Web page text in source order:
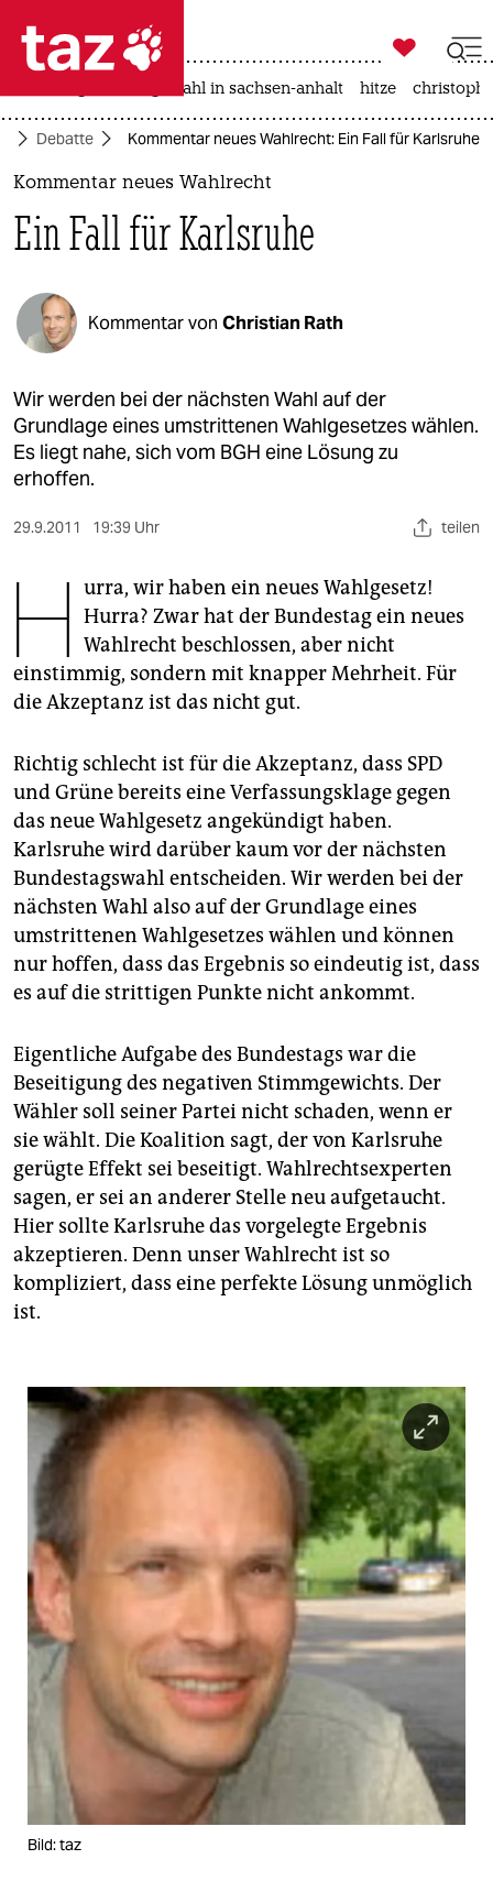
 taz zahl ich
taz zahl ich
politik
öko
gesellschaft
kultur
sport
wahrheit
verlag
shop
fragen & hilfe
unterstützen
abo
genossenschaft
epaper login

taz zahl ich
landtagswahl in sachsen-anhalt hitze
Debatte Kommentar neues Wahlrecht: Ein Fall für Karlsruhe
Kommentar neues Wahlrecht
Ein Fall für Karlsruhe
Kommentar von Christian Rath
Wir werden bei der nächsten Wahl auf der
Grundlage eines umstrittenen Wahlgesetzes wählen.
Es liegt nahe, sich vom BGH eine Lösung zu
erhoffen.
29.9.2011 19:39 Uhr teilen
H urra, wir haben ein neues Wahlgesetz!
Hurra? Zwar hat der Bundestag ein neues
Wahlrecht beschlossen, aber nicht
einstimmig, sondern mit knapper Mehrheit. Für
die Akzeptanz ist das nicht gut.
Richtig schlecht ist für die Akzeptanz, dass SPD
und Grüne bereits eine Verfassungsklage gegen
das neue Wahlgesetz angekündigt haben.
Karlsruhe wird darüber kaum vor der nächsten
Bundestagswahl entscheiden. Wir werden bei der
nächsten Wahl also auf der Grundlage eines
umstrittenen Wahlgesetzes wählen und können
nur hoffen, dass das Ergebnis so eindeutig ist, dass
es auf die strittigen Punkte nicht ankommt.
Eigentliche Aufgabe des Bundestags war die
Beseitigung des negativen Stimmgewichts. Der
Wähler soll seiner Partei nicht schaden, wenn er
sie wählt. Die Koalition sagt, der von Karlsruhe
gerügte Effekt sei beseitigt. Wahlrechtsexperten
sagen, er sei an anderer Stelle neu aufgetaucht.
Hier sollte Karlsruhe das vorgelegte Ergebnis
akzeptieren. Denn unser Wahlrecht ist so
kompliziert, dass eine perfekte Lösung unmöglich
ist.
Bild: taz